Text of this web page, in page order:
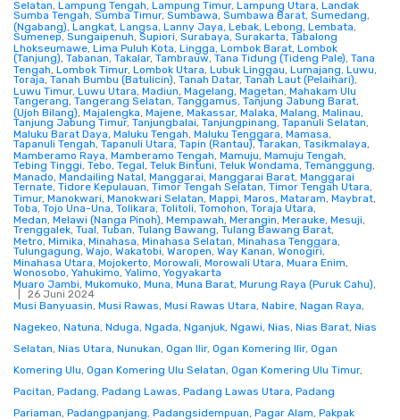
Sumba Tengah, Sumba Timur, Sumbawa, Sumbawa Barat, Sumedang,
Sumenep, Sungaipenuh, Supiori, Surabaya, Surakarta, Tabalong
(Tanjung), Tabanan, Takalar, Tambrauw, Tana Tidung (Tideng Pale), Tana
Toraja, Tanah Bumbu (Batulicin), Tanah Datar, Tanah Laut (Pelaihari),
Tangerang, Tangerang Selatan, Tanggamus, Tanjung Jabung Barat,
Tanjung Jabung Timur, Tanjungbalai, Tanjungpinang, Tapanuli Selatan,
Tapanuli Tengah, Tapanuli Utara, Tapin (Rantau),Tarakan, Tasikmalaya,
Tebing Tinggi, Tebo, Tegal, Teluk Bintuni, Teluk Wondama, Temanggung,
Ternate, Tidore Kepulauan, Timor Tengah Selatan, Timor Tengah Utara,
Toba, Tojo Una-Una, Tolikara, Tolitoli, Tomohon, Toraja Utara,
Trenggalek, Tual, Tuban, Tulang Bawang, Tulang Bawang Barat,
Tulungagung, Wajo, Wakatobi, Waropen, Way Kanan, Wonogiri,
Wonosobo, Yahukimo, Yalimo, Yogyakarta
26 Juni 2024
Selatan, Lampung Tengah, Lampung Timur, Lampung Utara, Landak
(Ngabang), Langkat, Langsa, Lanny Jaya, Lebak, Lebong, Lembata,
Lhokseumawe, Lima Puluh Kota, Lingga, Lombok Barat, Lombok
Tengah, Lombok Timur, Lombok Utara, Lubuk Linggau, Lumajang, Luwu,
Luwu Timur, Luwu Utara, Madiun, Magelang, Magetan, Mahakam Ulu
(Ujoh Bilang), Majalengka, Majene, Makassar, Malaka, Malang, Malinau,
Maluku Barat Daya, Maluku Tengah, Maluku Tenggara, Mamasa,
Mamberamo Raya, Mamberamo Tengah, Mamuju, Mamuju Tengah,
Manado, Mandailing Natal, Manggarai, Manggarai Barat, Manggarai
Timur, Manokwari, Manokwari Selatan, Mappi, Maros, Mataram, Maybrat,
Medan, Melawi (Nanga Pinoh), Mempawah, Merangin, Merauke, Mesuji,
Metro, Mimika, Minahasa, Minahasa Selatan, Minahasa Tenggara,
Minahasa Utara, Mojokerto, Morowali, Morowali Utara, Muara Enim,
Muaro Jambi, Mukomuko, Muna, Muna Barat, Murung Raya (Puruk Cahu),
Musi Banyuasin, Musi Rawas, Musi Rawas Utara, Nabire, Nagan Raya,
Nagekeo, Natuna, Nduga, Ngada, Nganjuk, Ngawi, Nias, Nias Barat, Nias
Selatan, Nias Utara, Nunukan, Ogan Ilir, Ogan Komering Ilir, Ogan
Komering Ulu, Ogan Komering Ulu Selatan, Ogan Komering Ulu Timur,
Pacitan, Padang, Padang Lawas, Padang Lawas Utara, Padang
Pariaman, Padangpanjang, Padangsidempuan, Pagar Alam, Pakpak